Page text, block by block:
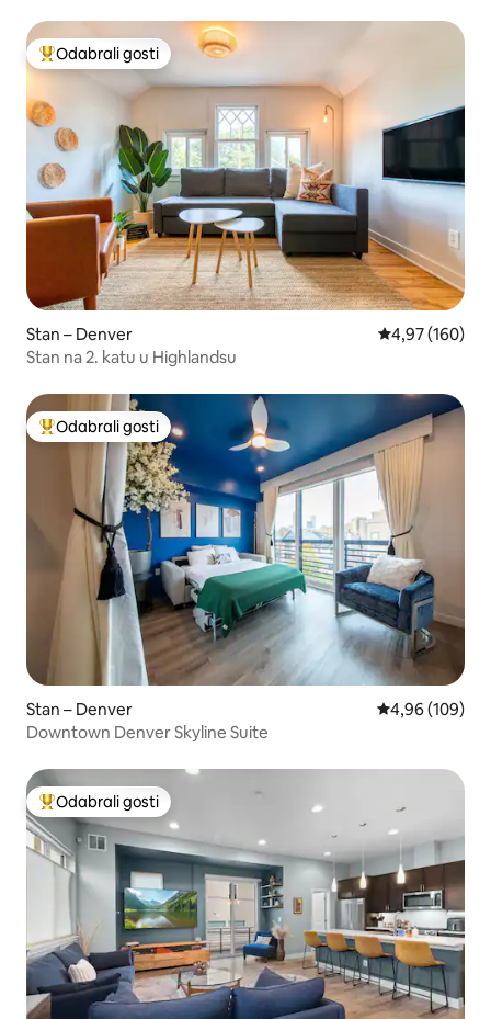
Među najviše rangiranima s oznakom „Odabrali gosti”
Odabrali gosti
Stan – Denver Prosječna
4,97 (160)
Stan na 2. katu u Highlandsu
Među najviše rangiranima s oznakom „Odabrali gosti”
Odabrali gosti
Stan – Denver Prosječna
4,96 (109)
Downtown Denver Skyline Suite
Među najviše rangiranima s oznakom „Odabrali gosti”
Odabrali gosti